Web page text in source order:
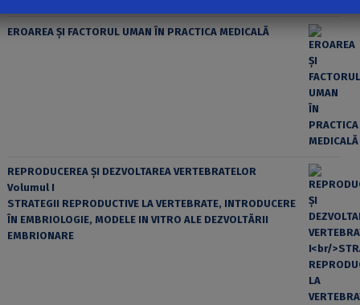
EROAREA ȘI FACTORUL UMAN ÎN PRACTICA MEDICALĂ
REPRODUCEREA ȘI DEZVOLTAREA VERTEBRATELOR
Volumul I
STRATEGII REPRODUCTIVE LA VERTEBRATE, INTRODUCERE
ÎN EMBRIOLOGIE, MODELE IN VITRO ALE DEZVOLTĂRII
EMBRIONARE